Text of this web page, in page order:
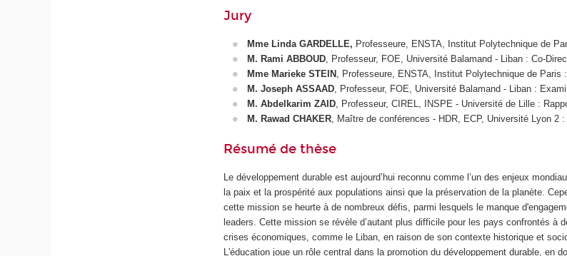
Jury
Mme Linda GARDELLE, Professeure, ENSTA, Institut Polytechnique de
M. Rami ABBOUD, Professeur, FOE, Université Balamand - Liban : Co-
Mme Marieke STEIN, Professeure, ENSTA, Institut Polytechnique de Paris
M. Joseph ASSAAD, Professeur, FOE, Université Balamand - Liban :
M. Abdelkarim ZAID, Professeur, CIREL, INSPE - Université de Lille :
M. Rawad CHAKER, Maître de conférences - HDR, ECP, Université Lyon 2 :
Résumé de thèse
Le développement durable est aujourd’hui reconnu comme l’un des enjeux
la paix et la prospérité aux populations ainsi que la préservation de la planète.
cette mission se heurte à de nombreux défis, parmi lesquels le manque
leaders. Cette mission se révèle d’autant plus difficile pour les pays confrontés à
crises économiques, comme le Liban, en raison de son contexte historique et
L'éducation joue un rôle central dans la promotion du développement durable, en